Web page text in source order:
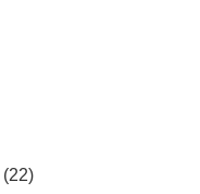
(22)